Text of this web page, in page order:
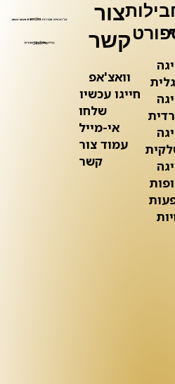
צור
קשר
וואצ'אפ
חייגו עכשיו
שלחו
אי-מייל
עמוד צור
קשר